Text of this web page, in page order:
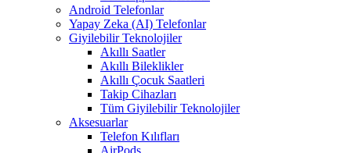
Android Telefonlar
Yapay Zeka (AI) Telefonlar
Giyilebilir Teknolojiler
Akıllı Saatler
Akıllı Bileklikler
Akıllı Çocuk Saatleri
Takip Cihazları
Tüm Giyilebilir Teknolojiler
Aksesuarlar
Telefon Kılıfları
AirPods